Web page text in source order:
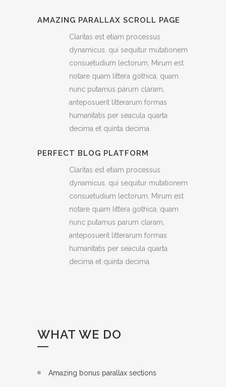
AMAZING PARALLAX SCROLL PAGE
Claritas est etiam processus
dynamicus, qui sequitur mutationem
consuetudium lectorum. Mirum est
notare quam littera gothica, quam
nunc putamus parum claram,
anteposuerit litterarum formas
humanitatis per seacula quarta
decima et quinta decima.
PERFECT BLOG PLATFORM
Claritas est etiam processus
dynamicus, qui sequitur mutationem
consuetudium lectorum. Mirum est
notare quam littera gothica, quam
nunc putamus parum claram,
anteposuerit litterarum formas
humanitatis per seacula quarta
decima et quinta decima.
WHAT WE DO
Amazing bonus parallax sections